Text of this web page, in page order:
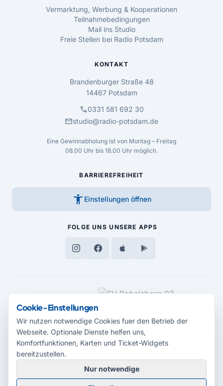
Vermarktung, Werbung & Kooperationen
Teilnahmebedingungen
Mail ins Studio
Freie Stellen bei Radio Potsdam
KONTAKT
Brandenburger Straße 48
14467 Potsdam
call0331 581 692 30
mailstudio@radio-potsdam.de
Eine Gewinnabholung ist von Montag – Freitag
08.00 Uhr bis 18.00 Uhr möglich.
BARRIEREFREIHEIT
accessibility_new Einstellungen öffnen
FOLGE UNS UNSERE APPS
MEDIENPARTNER
© 2026 Radio Potsdam. Webseite entwickelt durch dieMedienagentur
Cookie-Einstellungen
Wir nutzen notwendige Cookies fuer den Betrieb der
Webseite. Optionale Dienste helfen uns,
Komfortfunktionen, Karten und Ticket-Widgets
bereitzustellen.
Nur notwendige